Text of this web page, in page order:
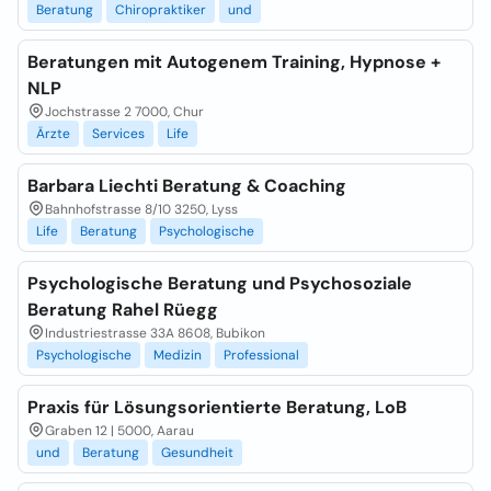
Beratung
Chiropraktiker und
Beratungen mit Autogenem Training, Hypnose +
NLP
Jochstrasse 2 7000, Chur
Ärzte
Services Life
Barbara Liechti Beratung & Coaching
Bahnhofstrasse 8/10 3250, Lyss
Life
Beratung Psychologische
Psychologische Beratung und Psychosoziale
Beratung Rahel Rüegg
Industriestrasse 33A 8608, Bubikon
Psychologische
Medizin Professional
Praxis für Lösungsorientierte Beratung, LoB
Graben 12 | 5000, Aarau
und
Beratung Gesundheit